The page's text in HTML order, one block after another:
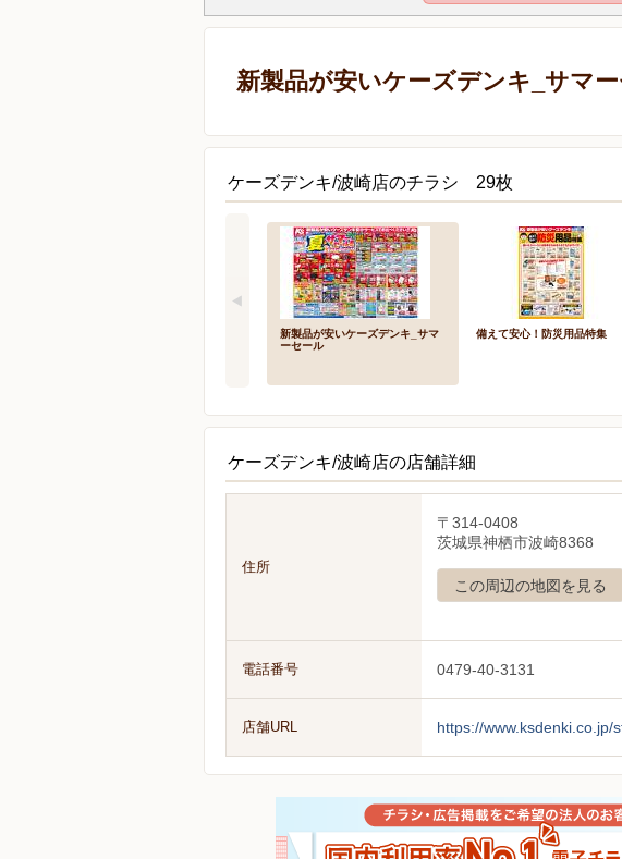
新製品が安いケーズデンキ_サマ
ケーズデンキ/波崎店のチラシ 29枚
新製品が安いケーズデンキ_サマ
ーセール
備えて安心！防災用品特集
ケーズデンキ/波崎店の店舗詳細
住所
〒314-0408
茨城県神栖市波崎8368
この周辺の地図を見る
電話番号 0479-40-3131
店舗URL https://www.ksdenki.co.jp/